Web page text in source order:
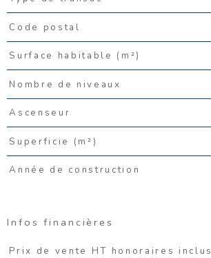
Code postal
Surface habitable (m²)
Nombre de niveaux
Ascenseur
Superficie (m²)
Année de construction
Infos financières
Caractéristiques Valeurs
Prix de vente HT honoraires inclus